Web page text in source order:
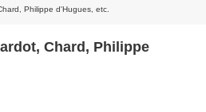
Philippe d'Hugues, etc.
Chard, Philippe